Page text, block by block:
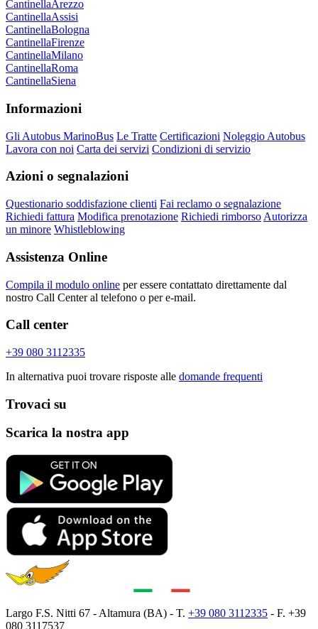
CantinellaArezzo
CantinellaAssisi
CantinellaBologna
CantinellaFirenze
CantinellaMilano
CantinellaRoma
CantinellaSiena
Informazioni
Gli Autobus MarinoBus Le Tratte Certificazioni Noleggio Autobus
Lavora con noi Carta dei servizi Condizioni di servizio
Azioni o segnalazioni
Questionario soddisfazione clienti Fai reclamo o segnalazione
Richiedi fattura Modifica prenotazione Richiedi rimborso Autorizza
un minore Whistleblowing
Assistenza Online
Compila il modulo online per essere contattato direttamente dal
nostro Call Center al telefono o per e-mail.
Call center
+39 080 3112335
In alternativa puoi trovare risposte alle domande frequenti
Trovaci su
Scarica la nostra app
Largo F.S. Nitti 67 - Altamura (BA) - T. +39 080 3112335 - F. +39
080 3117537